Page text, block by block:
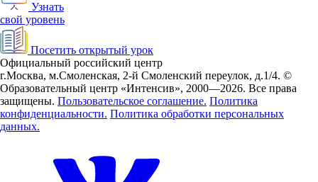
Узнать
свой уровень
Посетить открытый урок
Официальный российский центр
г.Москва, м.Смоленская, 2-й Смоленский переулок, д.1/4. ©
Образовательный центр «Интенсив», 2000—2026. Все права
защищены. Пользовательское соглашение. Политика
конфиденциальности. Политика обработки персональных
данных.